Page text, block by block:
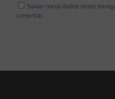
Salvar meus dados neste
comentar.